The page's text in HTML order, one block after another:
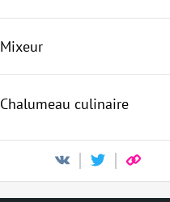
Mixeur
Chalumeau culinaire